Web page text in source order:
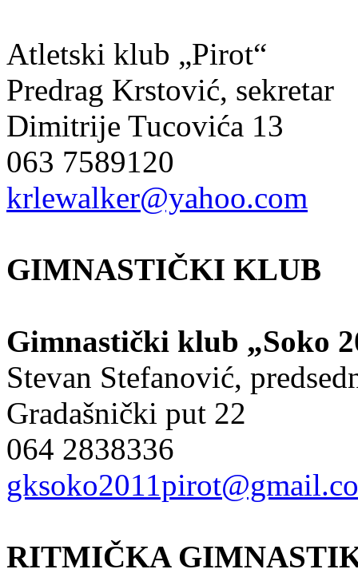
Atletski klub „Pirot“
Predrag Krstović, sekretar
Dimitrije Tucovića 13
063 7589120
krlewalker@yahoo.com
GIMNASTIČKI KLUB
Gimnastički klub „Soko
Stevan Stefanović,
Gradašnički put 22
064 2838336
RITMIČKA